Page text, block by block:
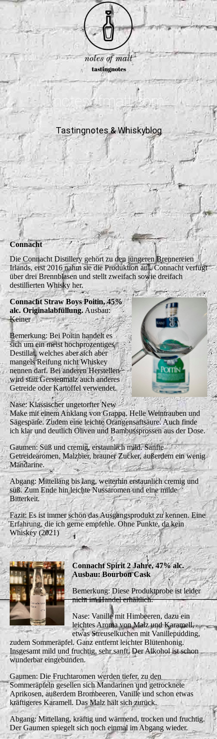
notesofmalt.com
Tastingnotes & Whiskyblog
Connacht
Die Connacht Distillery gehört zu den jüngeren Brennereien
Irlands, erst 2016 nahm sie die Produktion auf. Connacht verfügt
über drei Brennblasen und stellt zweifach sowie dreifach
destillierten Whisky her.
Connacht Straw Boys Poitin, 45%
alc. Originalabfüllung. Ausbau:
Keiner
Bemerkung: Bei Poitin handelt es
sich um ein meist hochprozentiges
Destillat, welches aber sich aber
mangels Reifung nicht Whiskey
nennen darf. Bei anderen Herstellen
wird statt Gerstenmalz auch anderes
Getreide oder Kartoffel verwendet.
Nase: Klassischer ungetorfter New
Make mit einem Anklang von Grappa. Helle Weintrauben und
Sägespäne. Zudem eine leichte Orangensaftsäure. Auch finde
ich klar und deutlich Oliven und Bambussprossen aus der Dose.
Gaumen: Süß und cremig, erstaunlich mild. Sanfte
Getreidearomen, Malzbier, brauner Zucker, außerdem ein wenig
Mandarine.
Abgang: Mittellang bis lang, weiterhin erstaunlich cremig und
süß. Zum Ende hin leichte Nussaromen und eine milde
Bitterkeit.
Fazit: Es ist immer schön das Ausgangsprodukt zu kennen. Eine
Erfahrung, die ich gerne empfehle. Ohne Punkte, da kein
Whiskey (2021)
Connacht Spirit 2 Jahre, 47% alc.
Ausbau: Bourbon Cask
Bemerkung: Diese Produktprobe ist leider
nicht im Handel erhältlich.
Nase: Vanille mit Himbeeren, dazu ein
leichtes Aroma von Malz und Karamell,
etwas Streuselkuchen mit Vanillepudding,
zudem Sommeräpfel. Ganz entfernt leichter Blütenhonig.
Insgesamt mild und fruchtig, sehr sanft. Der Alkohol ist schon
wunderbar eingebunden.
Gaumen: Die Fruchtaromen werden tiefer, zu den
Sommeräpfeln gesellen sich Mandarinen und getrocknete
Aprikosen, außerdem Brombeeren, Vanille und schon etwas
kräftigeres Karamell. Das Malz hält sich zurück.
Abgang: Mittellang, kräftig und wärmend, trocken und fruchtig.
Der Gaumen spiegelt sich noch einmal im Abgang wieder.